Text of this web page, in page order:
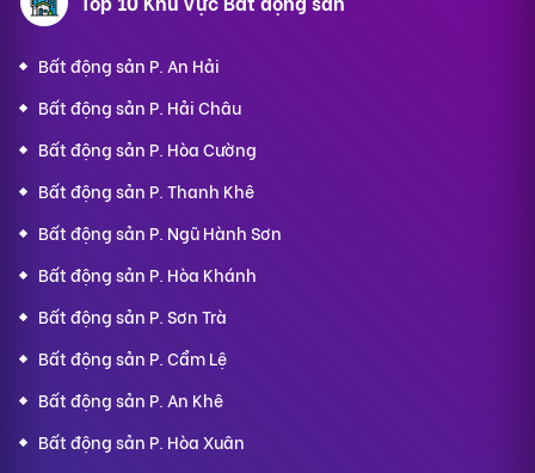
Bất động sản P. An Hải
Bất động sản P. Hải Châu
Bất động sản P. Hòa Cường
Bất động sản P. Thanh Khê
Bất động sản P. Ngũ Hành Sơn
Bất động sản P. Hòa Khánh
Bất động sản P. Sơn Trà
Bất động sản P. Cẩm Lệ
Bất động sản P. An Khê
Bất động sản P. Hòa Xuân